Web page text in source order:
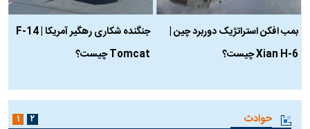
بمب افکن استراتژیک دوربرد چین |
Xian H-6 چیست؟
جنگنده شکاری رهگیر آمریکا | F-14
Tomcat چیست؟
حوادث ۱ ۲